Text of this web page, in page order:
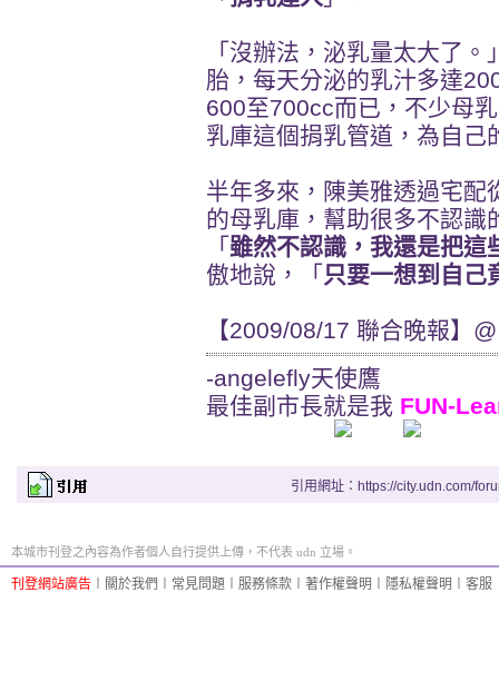
「沒辦法，泌乳量太大了
胎，每天分泌的乳汁多達
600至700cc而已，不少母
乳庫這個捐乳管道，為自己
半年多來，陳美雅透過宅配
的母乳庫，幫助很多不認識
「 雖然不認識，我還是把這
傲地說，「 只要一想到自己
【2009/08/17 聯合晚報】
-angelefly天使鷹
最佳副市長就是我 FUN-
引用網址：https://city.udn.com/
本城市刊登之內容為作者個人自行提供上傳，不代表 udn 立場。
刊登網站廣告 關於我們 常見問題 服務條款 著作權聲明 隱私權聲明 客服